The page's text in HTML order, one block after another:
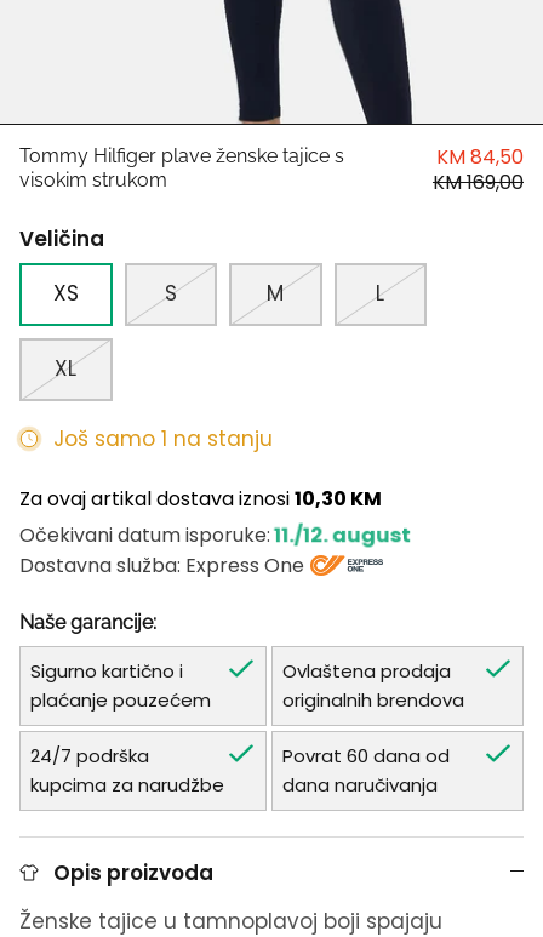
LIU JO
Harvard
Tommy Hilfiger plave ženske tajice s
visokim strukom
KM 84,50
KM 169,00
Veličina
XS
S M L
XL
Još samo 1 na stanju
Za ovaj artikal dostava iznosi10,30 KM
Očekivani datum isporuke: 11./12. august
Dostavna služba: Express One
Naše garancije:
Sigurno kartično i
plaćanje pouzećem
Ovlaštena prodaja
originalnih brendova
24/7 podrška
kupcima za narudžbe
Povrat 60 dana od
dana naručivanja
Opis proizvoda
Ženske tajice u tamnoplavoj boji spajaju